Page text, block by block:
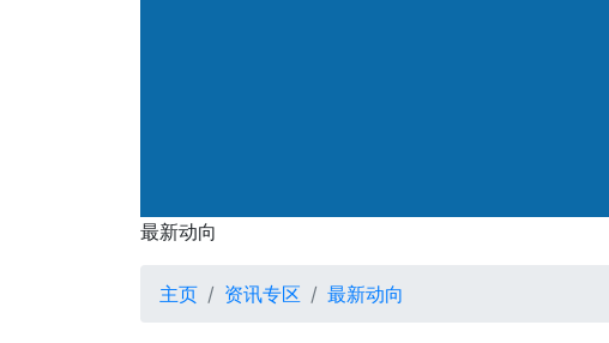
最新动向
最新动向
主页 资讯专区 最新动向